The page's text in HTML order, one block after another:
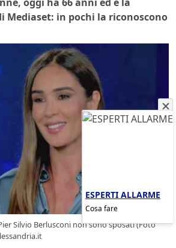
Mediaset: in pochi la riconoscono
Silvio Berlusconi non sono sposati (Foto
ESPERTI ALLARME
Cosa fare